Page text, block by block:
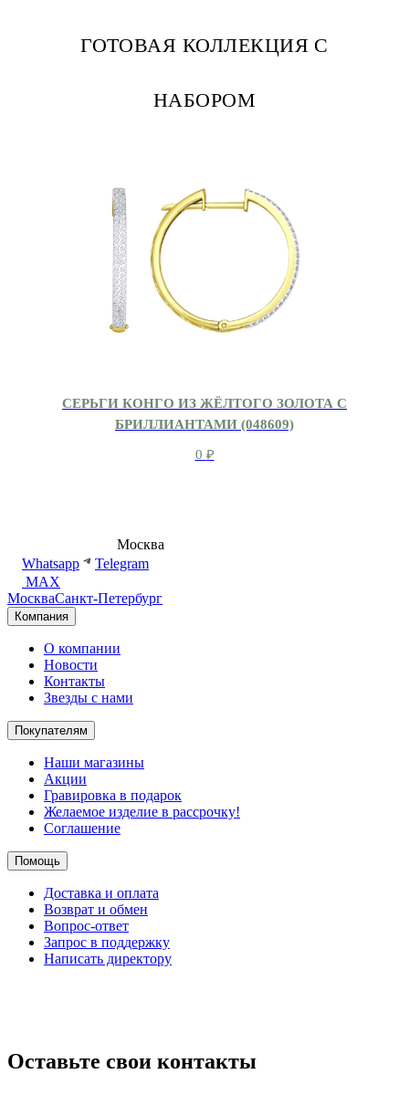
ГОТОВАЯ КОЛЛЕКЦИЯ С
НАБОРОМ
СЕРЬГИ КОНГО ИЗ ЖЁЛТОГО ЗОЛОТА С
БРИЛЛИАНТАМИ (048609)
0 ₽
Москва
Whatsapp
Telegram
MAX
МоскваСанкт-Петербург
Компания
О компании
Новости
Контакты
Звезды с нами
Покупателям
Наши магазины
Акции
Гравировка в подарок
Желаемое изделие в рассрочку!
Соглашение
Помощь
Доставка и оплата
Возврат и обмен
Вопрос-ответ
Запрос в поддержку
Написать директору
Оставьте свои контакты